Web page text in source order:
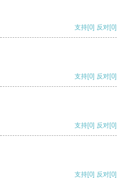
支持[0] 反对[0]
支持[0] 反对[0]
支持[0] 反对[0]
支持[0] 反对[0]